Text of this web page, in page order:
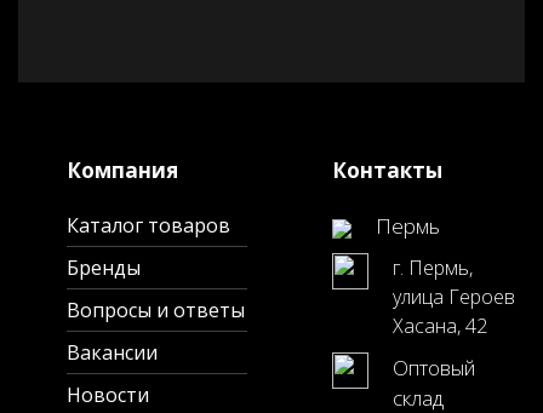
Компания
Каталог товаров
Бренды
Вопросы и ответы
Вакансии
Новости
Контакты
Пермь
г. Пермь,
улица Героев
Хасана, 42
Оптовый
склад